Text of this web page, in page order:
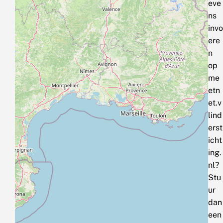
eve
ns
invo
ere
n
op
me
etn
et.v
lind
erst
icht
ing.
nl?
Stu
ur
dan
een